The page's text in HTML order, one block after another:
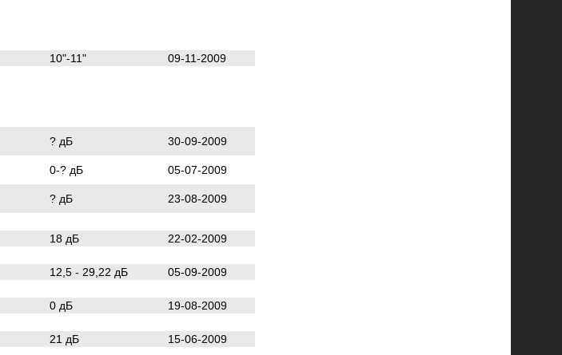
10"-11" 09-11-2009
? дБ
30-09-2009
0-? дБ
05-07-2009
? дБ 23-08-2009
18 дБ 22-02-2009
12,5 - 29,22 дБ 05-09-2009
0 дБ 19-08-2009
21 дБ 15-06-2009